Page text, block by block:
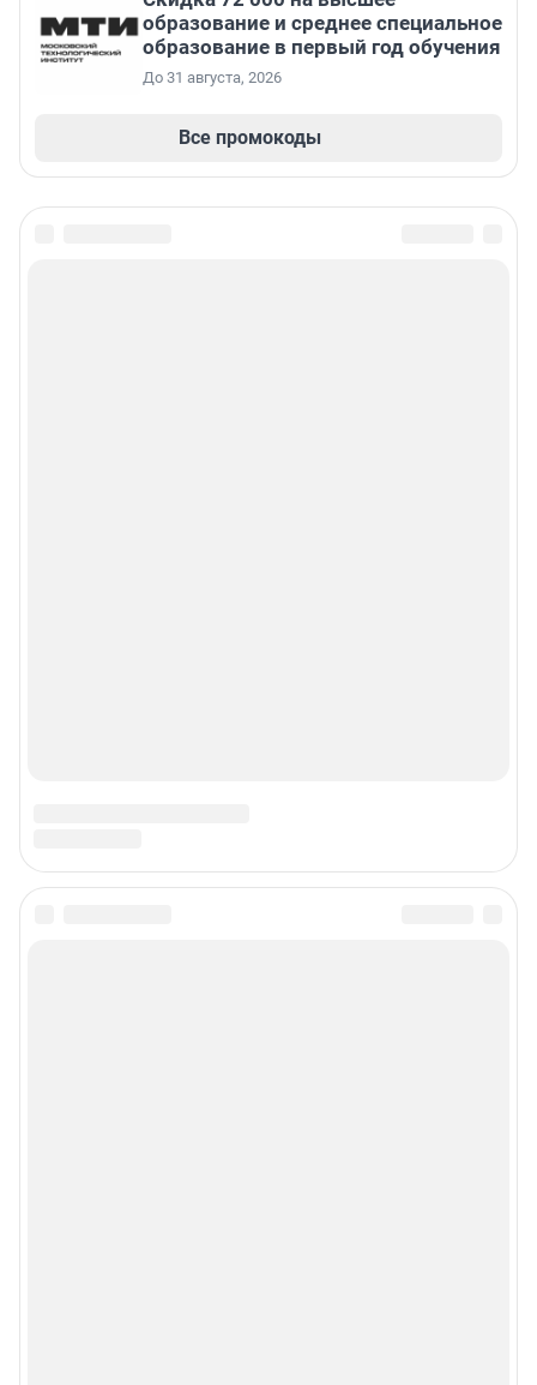
образование и среднее специальное
образование в первый год обучения
До 31 августа, 2026
Все промокоды